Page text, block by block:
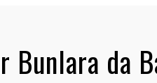
Bunlara da